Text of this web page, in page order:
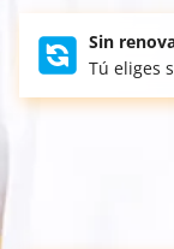
Sin
Tú eliges